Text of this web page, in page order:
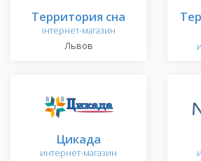
Территория сна
інтернет-магазин
Львов
Цикада
интернет-магазин